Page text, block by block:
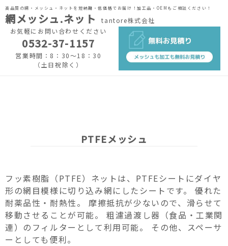
高品質の網・メッシュ・ネットを短納期・低価格でお届け！加工品・OEMもご相談ください！
網メッシュ.ネット
tantore株式会社
お気軽にお問い合わせください
0532-37-1157
営業時間：8：30～18：30
（土日祝除く）
PTFEメッシュ
フッ素樹脂（PTFE）ネットは、PTFEシートにダイヤ
形の網目模様に切り込み網にしたシートです。 優れた
耐薬品性・耐熱性。 摩擦抵抗が少ないので、滑らせて
移動させることが可能。 粗濾過渡し器（食品・工業関
連）のフィルターとして利用可能。 その他、スペーサ
ーとしても便利。